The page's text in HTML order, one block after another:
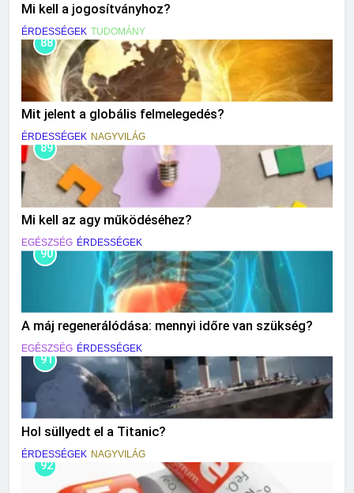
Mi kell a jogosítványhoz?
ÉRDESSÉGEK TUDOMÁNY
88
Mit jelent a globális felmelegedés?
ÉRDESSÉGEK NAGYVILÁG
89
Mi kell az agy működéséhez?
EGÉSZSÉG ÉRDESSÉGEK
90
A máj regenerálódása: mennyi időre van szükség?
EGÉSZSÉG ÉRDESSÉGEK
91
Hol süllyedt el a Titanic?
ÉRDESSÉGEK NAGYVILÁG
92